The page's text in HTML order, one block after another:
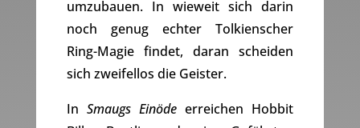
umzubauen. In wieweit sich darin
noch genug echter Tolkienscher
Ring-Magie findet, daran scheiden
sich zweifellos die Geister.
In Smaugs Einöde erreichen Hobbit